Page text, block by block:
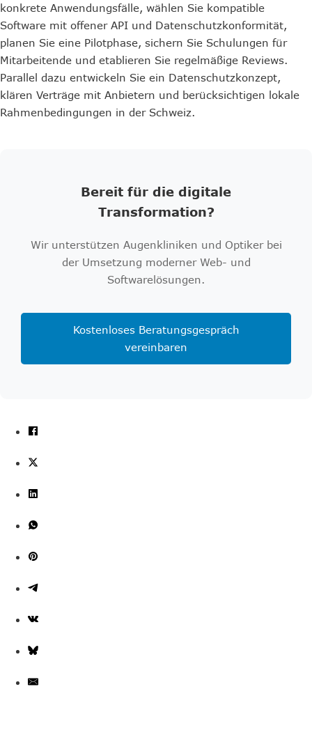
konkrete Anwendungsfälle, wählen Sie kompatible
Software mit offener API und Datenschutzkonformität,
planen Sie eine Pilotphase, sichern Sie Schulungen für
Mitarbeitende und etablieren Sie regelmäßige Reviews.
Parallel dazu entwickeln Sie ein Datenschutzkonzept,
klären Verträge mit Anbietern und berücksichtigen lokale
Rahmenbedingungen in der Schweiz.
Bereit für die digitale
Transformation?
Wir unterstützen Augenkliniken und Optiker bei
der Umsetzung moderner Web- und
Softwarelösungen.
Kostenloses Beratungsgespräch
vereinbaren